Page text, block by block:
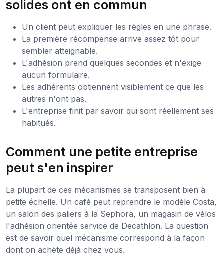
solides ont en commun
Un client peut expliquer les règles en une phrase.
La première récompense arrive assez tôt pour
sembler atteignable.
L'adhésion prend quelques secondes et n'exige
aucun formulaire.
Les adhérents obtiennent visiblement ce que les
autres n'ont pas.
L'entreprise finit par savoir qui sont réellement ses
habitués.
Comment une petite entreprise
peut s'en inspirer
La plupart de ces mécanismes se transposent bien à
petite échelle. Un café peut reprendre le modèle Costa,
un salon des paliers à la Sephora, un magasin de vélos
l'adhésion orientée service de Decathlon. La question
est de savoir quel mécanisme correspond à la façon
dont on achète déjà chez vous.